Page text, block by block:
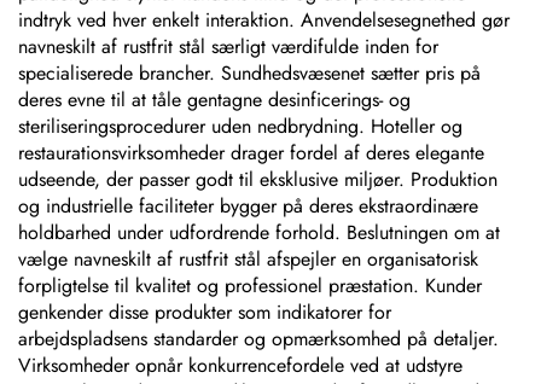
indtryk ved hver enkelt interaktion. Anvendelsesegnethed gør
navneskilt af rustfrit stål særligt værdifulde inden for
specialiserede brancher. Sundhedsvæsenet sætter pris på
deres evne til at tåle gentagne desinficerings- og
steriliseringsprocedurer uden nedbrydning. Hoteller og
restaurationsvirksomheder drager fordel af deres elegante
udseende, der passer godt til eksklusive miljøer. Produktion
og industrielle faciliteter bygger på deres ekstraordinære
holdbarhed under udfordrende forhold. Beslutningen om at
vælge navneskilt af rustfrit stål afspejler en organisatorisk
forpligtelse til kvalitet og professionel præstation. Kunder
genkender disse produkter som indikatorer for
arbejdspladsens standarder og opmærksomhed på detaljer.
Virksomheder opnår konkurrencefordele ved at udstyre